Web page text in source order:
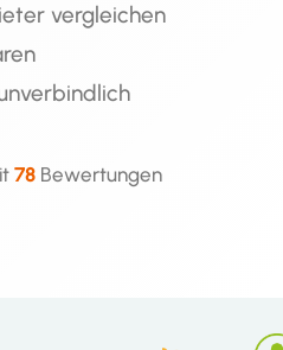
vergleichen
78 Bewertungen